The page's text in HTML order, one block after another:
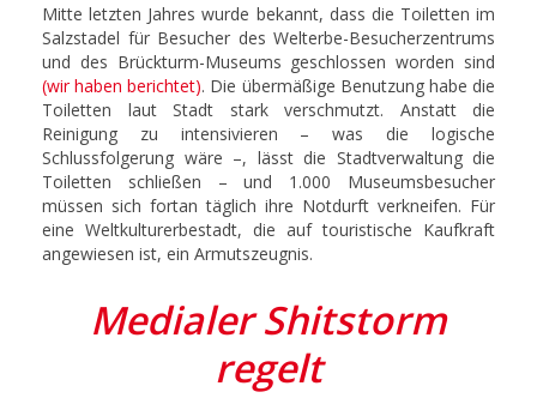
Mitte letzten Jahres wurde bekannt, dass die Toiletten im
Salzstadel für Besucher des Welterbe-Besucherzentrums
und des Brückturm-Museums geschlossen worden sind
(wir haben berichtet). Die übermäßige Benutzung habe die
Toiletten laut Stadt stark verschmutzt. Anstatt die
Reinigung zu intensivieren – was die logische
Schlussfolgerung wäre –, lässt die Stadtverwaltung die
Toiletten schließen – und 1.000 Museumsbesucher
müssen sich fortan täglich ihre Notdurft verkneifen. Für
eine Weltkulturerbestadt, die auf touristische Kaufkraft
angewiesen ist, ein Armutszeugnis.
Medialer Shitstorm
regelt